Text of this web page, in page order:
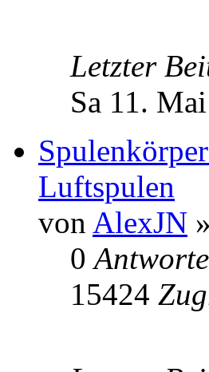
Letzter
Sa 11.
Luftspulen
von AlexJN
0
15424